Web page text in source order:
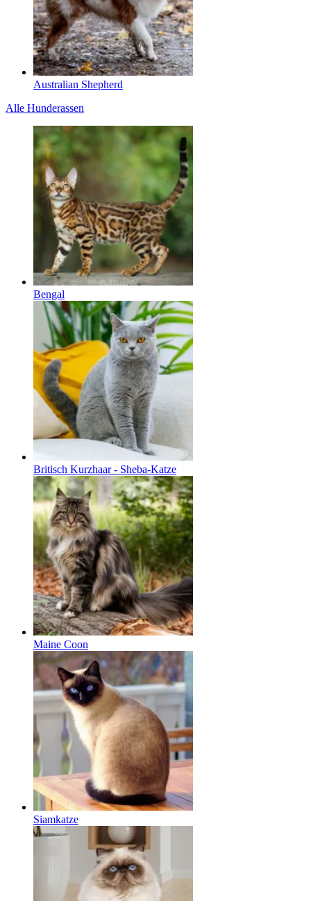
Australian Shepherd
Alle Hunderassen
Bengal
Britisch Kurzhaar - Sheba-Katze
Maine Coon
Siamkatze